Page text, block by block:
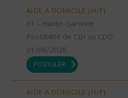
AIDE A DOMICILE (H/F)
31 - Haute-Garonne
Possibilité de CDI ou CDD
01/08/2026
POSTULER
AIDE A DOMICILE (H/F)